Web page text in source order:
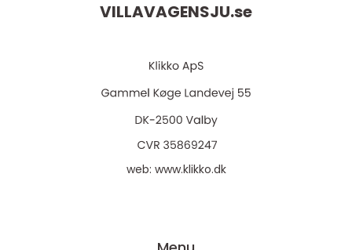
VILLAVAGENSJU.se
web: www.klikko.dk